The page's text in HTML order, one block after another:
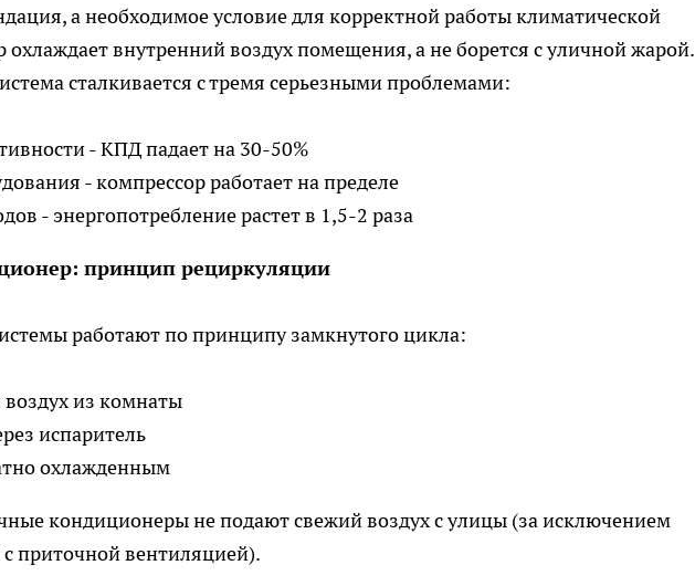
а необходимое условие для корректной работы климатической
внутренний воздух помещения, а не борется с уличной жарой.
сталкивается с тремя серьезными проблемами:
- КПД падает на 30-50%
- компрессор работает на пределе
- энергопотребление растет в 1,5-2 раза
принцип рециркуляции
работают по принципу замкнутого цикла:
из комнаты
испаритель
охлажденным
кондиционеры не подают свежий воздух с улицы (за исключением
приточной вентиляцией).